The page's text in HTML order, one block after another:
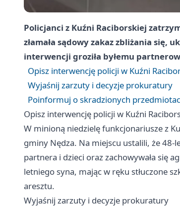
Policjanci z Kuźni Raciborskiej
złamała sądowy zakaz zbliżania się,
interwencji groziła byłemu
Opisz interwencję policji w Kuźni
Wyjaśnij zarzuty i decyzje prokuratury
Poinformuj o skradzionych
Opisz interwencję policji w Kuźni
W minioną niedzielę funkcjonariusze z
gminy Nędza. Na miejscu ustalili, że 48-
partnera i dzieci oraz zachowywała się
letniego syna, mając w ręku stłuczone
aresztu.
Wyjaśnij zarzuty i decyzje prokuratury